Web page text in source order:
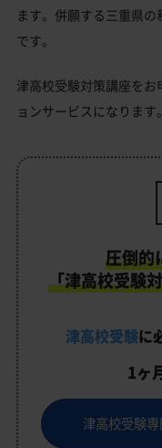
ます。併願する三重県
です。
津高校受験対策講座を
ョンサービスになります。
圧倒的
「津高校受験
津高校受験に
1ヶ
津高校受験